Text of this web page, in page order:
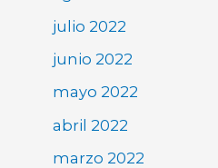
julio 2022
junio 2022
mayo 2022
abril 2022
marzo 2022